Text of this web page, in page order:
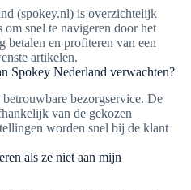
(spokey.nl) is overzichtelijk
snel te navigeren door het
betalen en profiteren van een
artikelen.
Spokey Nederland verwachten?
bezorgservice. De
van de gekozen
worden snel bij de klant
als ze niet aan mijn